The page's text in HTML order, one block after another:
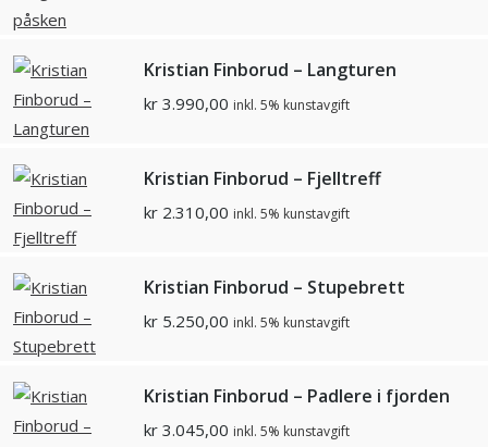
Kristian Finborud – Langturen
kr 3.990,00 inkl. 5% kunstavgift
Kristian Finborud – Fjelltreff
kr 2.310,00 inkl. 5% kunstavgift
Kristian Finborud – Stupebrett
kr 5.250,00 inkl. 5% kunstavgift
Kristian Finborud – Padlere i fjorden
kr 3.045,00 inkl. 5% kunstavgift